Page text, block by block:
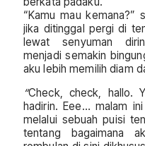
“Kamu mau kemana?”
jika ditinggal pergi di
lewat senyuman
menjadi semakin
aku lebih memilih diam
“Check, check, hallo.
hadirin. Eee… malam
melalui sebuah puisi
tentang bagaimana